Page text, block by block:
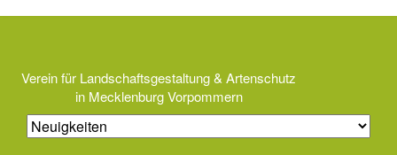
Verein für Landschaftsgestaltung & Artenschutz
in Mecklenburg Vorpommern